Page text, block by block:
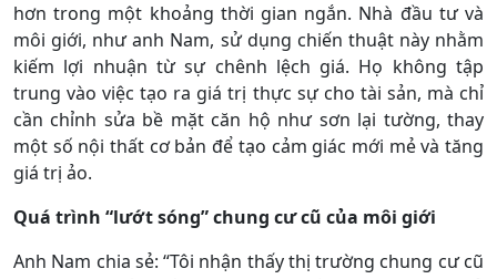
hơn trong một khoảng thời gian ngắn. Nhà đầu tư và
môi giới, như anh Nam, sử dụng chiến thuật này nhằm
kiếm lợi nhuận từ sự chênh lệch giá. Họ không tập
trung vào việc tạo ra giá trị thực sự cho tài sản, mà chỉ
cần chỉnh sửa bề mặt căn hộ như sơn lại tường, thay
một số nội thất cơ bản để tạo cảm giác mới mẻ và tăng
giá trị ảo.
Quá trình “lướt sóng” chung cư cũ của môi giới
Anh Nam chia sẻ: “Tôi nhận thấy thị trường chung cư cũ